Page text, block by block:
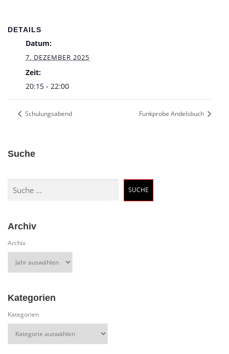
DETAILS
Datum:
7. DEZEMBER 2025
Zeit:
20:15 - 22:00
Schulungsabend Funkprobe Andelsbuch
Suche
SUCHE
Archiv
Archiv
Kategorien
Kategorien